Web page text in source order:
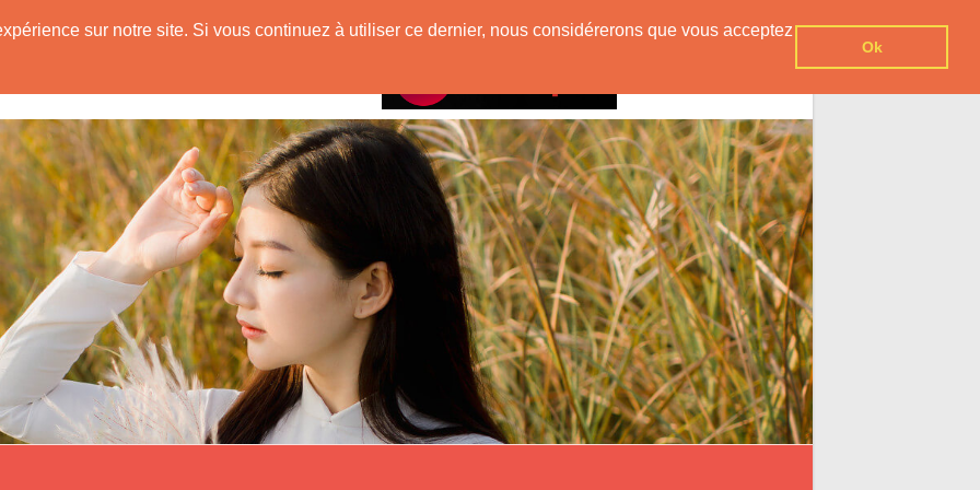
sur notre site. Si vous continuez à utiliser ce dernier, nous considérerons que vous acceptez
Ok
!